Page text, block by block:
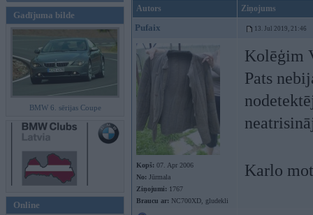
Gadījuma bilde
BMW 6. sērijas Coupe
Online
Autors Ziņojums
Pufaix 13. Jul 2019, 21:46
Kopš: 07. Apr 2006
No: Jūrmala
Ziņojumi: 1767
Braucu ar: NC700XD, gludekli
Kolēģim
Pats
Karlo